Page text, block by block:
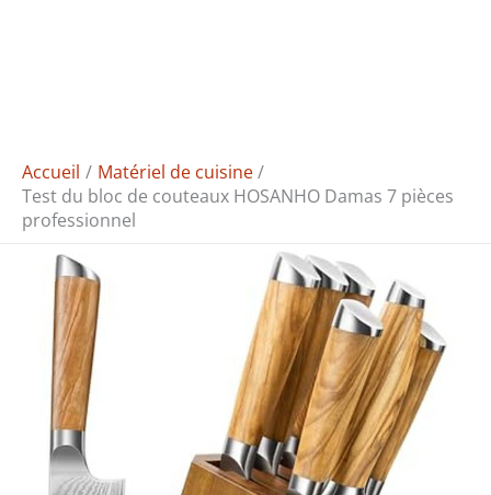
Accueil
Matériel de cuisine
Test du bloc de couteaux HOSANHO Damas 7 pièces
professionnel